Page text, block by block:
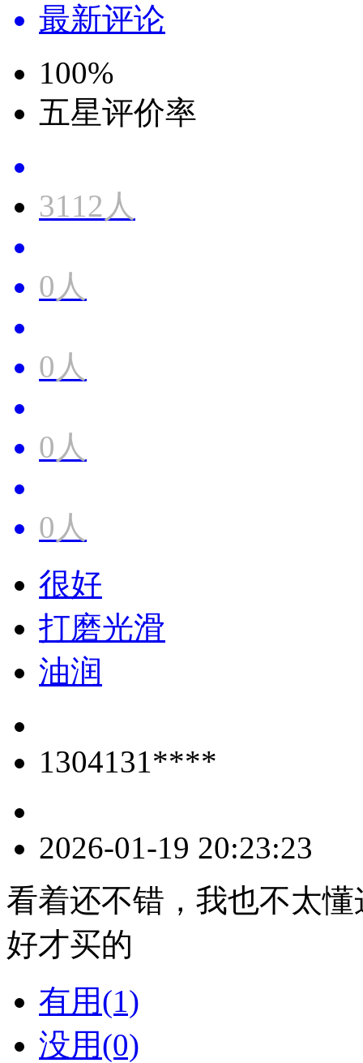
最新评论
100%
五星评价率
3112人
0人
0人
0人
0人
很好
打磨光滑
油润
1304131****
2026-01-19 20:23:23
看着还不错，我也不太
好才买的
有用(1)
没用(0)